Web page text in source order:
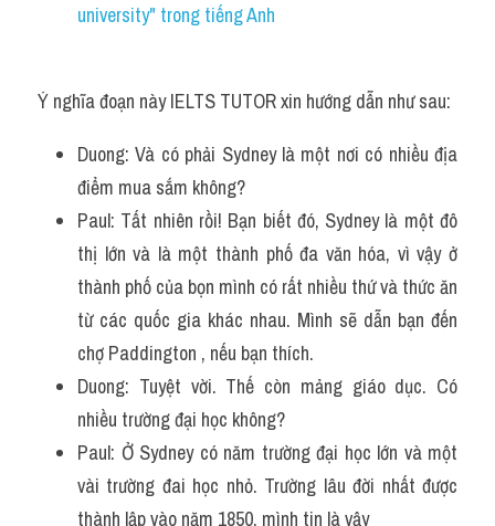
university" trong tiếng Anh
Ý nghĩa đoạn này IELTS TUTOR xin hướng dẫn như sau:
Duong: Và có phải Sydney là một nơi có nhiều địa
điểm mua sắm không?
Paul: Tất nhiên rồi! Bạn biết đó, Sydney là một đô
thị lớn và là một thành phố đa văn hóa, vì vậy ở
thành phố của bọn mình có rất nhiều thứ và thức ăn
từ các quốc gia khác nhau. Mình sẽ dẫn bạn đến
chợ Paddington , nếu bạn thích.
Duong: Tuyệt vời. Thế còn mảng giáo dục. Có
nhiều trường đại học không?
Paul: Ở Sydney có năm trường đại học lớn và một
vài trường đai học nhỏ. Trường lâu đời nhất được
thành lập vào năm 1850, mình tin là vậy